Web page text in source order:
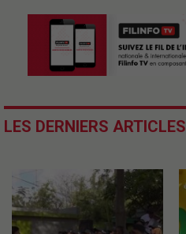
LES DERNIERS ARTICLES